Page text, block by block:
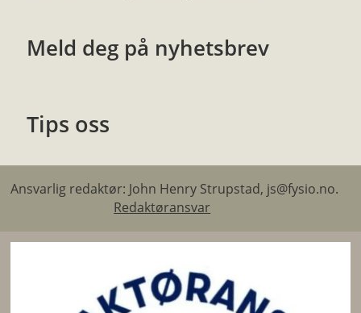
Meld deg på nyhetsbrev
Tips oss
Ansvarlig redaktør: John Henry Strupstad, js@fysio.no.
Redaktøransvar